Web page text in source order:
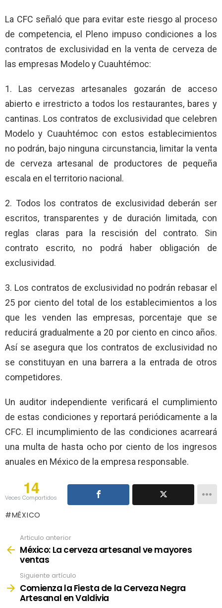
La CFC señaló que para evitar este riesgo al proceso
de competencia, el Pleno impuso condiciones a los
contratos de exclusividad en la venta de cerveza de
las empresas Modelo y Cuauhtémoc:
1. Las cervezas artesanales gozarán de acceso
abierto e irrestricto a todos los restaurantes, bares y
cantinas. Los contratos de exclusividad que celebren
Modelo y Cuauhtémoc con estos establecimientos
no podrán, bajo ninguna circunstancia, limitar la venta
de cerveza artesanal de productores de pequeña
escala en el territorio nacional.
2. Todos los contratos de exclusividad deberán ser
escritos, transparentes y de duración limitada, con
reglas claras para la rescisión del contrato. Sin
contrato escrito, no podrá haber obligación de
exclusividad.
3. Los contratos de exclusividad no podrán rebasar el
25 por ciento del total de los establecimientos a los
que les venden las empresas, porcentaje que se
reducirá gradualmente a 20 por ciento en cinco años.
Así se asegura que los contratos de exclusividad no
se constituyan en una barrera a la entrada de otros
competidores.
Un auditor independiente verificará el cumplimiento
de estas condiciones y reportará periódicamente a la
CFC. El incumplimiento de las condiciones acarreará
una multa de hasta ocho por ciento de los ingresos
anuales en México de la empresa responsable.
14
Veces Compartidos
MÉXICO
more
Articulo anterior
México: La cerveza artesanal ve mayores
ventas
Siguiente artículo
Comienza la Fiesta de la Cerveza Negra
Artesanal en Valdivia